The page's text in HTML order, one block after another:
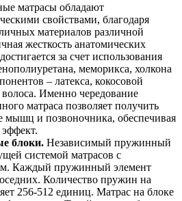
матрасы обладают
свойствами, благодаря
материалов различной
жесткость анатомических
за счет использования
меморикса, холкона
– латекса, кокосовой
Именно чередование
матраса позволяет получить
мышц и позвоночника, обеспечивая
блоки. Независимый пружинный
системой матрасов с
Каждый пружинный элемент
Количество пружин на
256-512 единиц. Матрас на блоке